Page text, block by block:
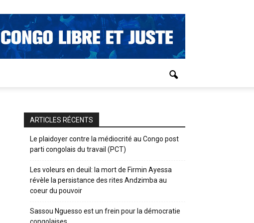
ARTICLES RÉCENTS
Le plaidoyer contre la médiocrité au Congo post
parti congolais du travail (PCT)
Les voleurs en deuil: la mort de Firmin Ayessa
révèle la persistance des rites Andzimba au
coeur du pouvoir
Sassou Nguesso est un frein pour la démocratie